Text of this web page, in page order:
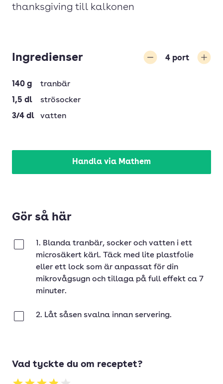
thanksgiving till kalkonen
Ingredienser 4 port
140 g
tranbär
1,5 dl
strösocker
3/4 dl vatten
Handla via Mathem
Gör så här
1. Blanda tranbär, socker och vatten i ett
microsäkert kärl. Täck med lite plastfolie
eller ett lock som är anpassat för din
mikrovågsugn och tillaga på full effekt ca 7
minuter.
2. Låt såsen svalna innan servering.
Vad tyckte du om receptet?